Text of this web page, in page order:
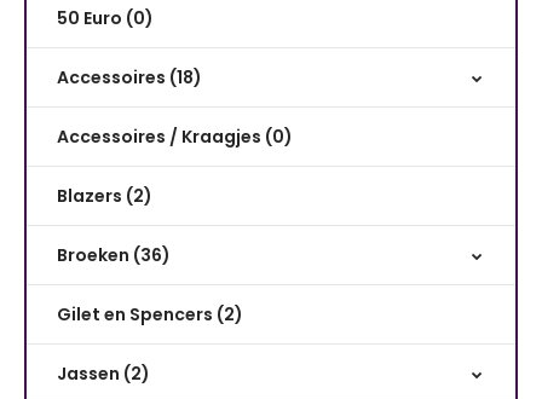
50 Euro (0)
Accessoires (18)
Accessoires / Kraagjes (0)
Blazers (2)
Broeken (36)
Gilet en Spencers (2)
Jassen (2)